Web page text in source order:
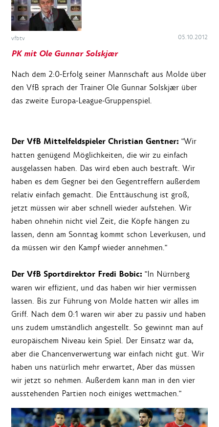
vfbtv 05.10.2012
PK mit Ole Gunnar Solskjær
Nach dem 2:0-Erfolg seiner Mannschaft aus Molde über
den VfB sprach der Trainer Ole Gunnar Solskjær über
das zweite Europa-League-Gruppenspiel.
Der VfB Mittelfeldspieler Christian Gentner: "Wir
hatten genügend Möglichkeiten, die wir zu einfach
ausgelassen haben. Das wird eben auch bestraft. Wir
haben es dem Gegner bei den Gegentreffern außerdem
relativ einfach gemacht. Die Enttäuschung ist groß,
jetzt müssen wir aber schnell wieder aufstehen. Wir
haben ohnehin nicht viel Zeit, die Köpfe hängen zu
lassen, denn am Sonntag kommt schon Leverkusen, und
da müssen wir den Kampf wieder annehmen."
Der VfB Sportdirektor Fredi Bobic: "In Nürnberg
waren wir effizient, und das haben wir hier vermissen
lassen. Bis zur Führung von Molde hatten wir alles im
Griff. Nach dem 0:1 waren wir aber zu passiv und haben
uns zudem umständlich angestellt. So gewinnt man auf
europäischem Niveau kein Spiel. Der Einsatz war da,
aber die Chancenverwertung war einfach nicht gut. Wir
haben uns natürlich mehr erwartet, Aber das müssen
wir jetzt so nehmen. Außerdem kann man in den vier
ausstehenden Partien noch einiges wettmachen."